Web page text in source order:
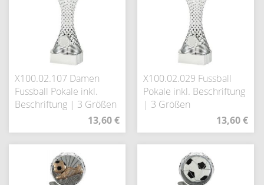
X100.02.107 Damen
Fussball Pokale inkl.
Beschriftung | 3 Größen
13,60 €
X100.02.029 Fussball
Pokale inkl. Beschriftung
| 3 Größen
13,60 €